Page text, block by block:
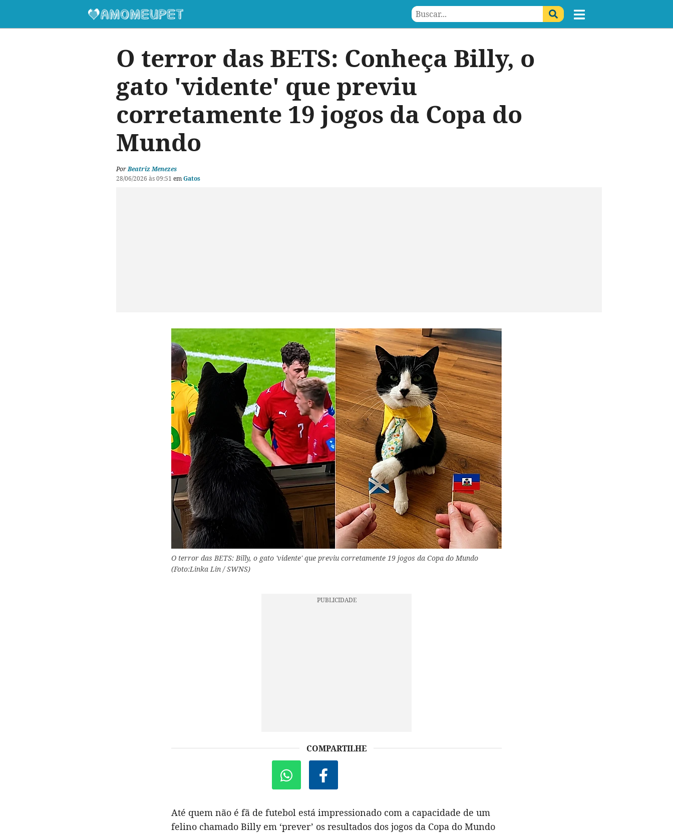
O terror das BETS: Conheça Billy, o
gato 'vidente' que previu
corretamente 19 jogos da Copa do
Mundo
PorBeatriz Menezes
28/06/2026 às 09:51 emGatos
O terror das BETS: Billy, o gato 'vidente' que previu corretamente 19 jogos da Copa do Mundo
(Foto:Linka Lin / SWNS)
COMPARTILHE
Até quem não é fã de futebol está impressionado com a capacidade de um
felino chamado Billy em ‘prever’ os resultados dos jogos da Copa do Mundo